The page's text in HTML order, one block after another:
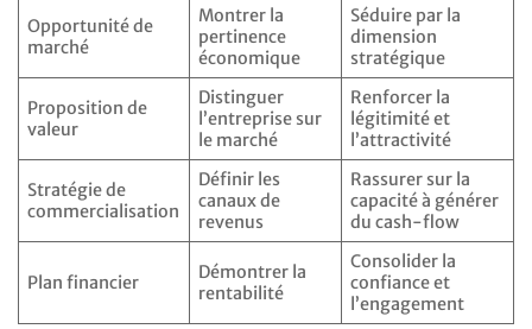
Opportunité de
marché
Montrer la
pertinence
économique
Séduire par la
dimension
stratégique
Proposition de
valeur
Distinguer
l’entreprise sur
le marché
Renforcer la
légitimité et
l’attractivité
Stratégie de
commercialisation
Définir les
canaux de
revenus
Rassurer sur la
capacité à générer
du cash-flow
Plan financier
Démontrer la
rentabilité
Consolider la
confiance et
l’engagement